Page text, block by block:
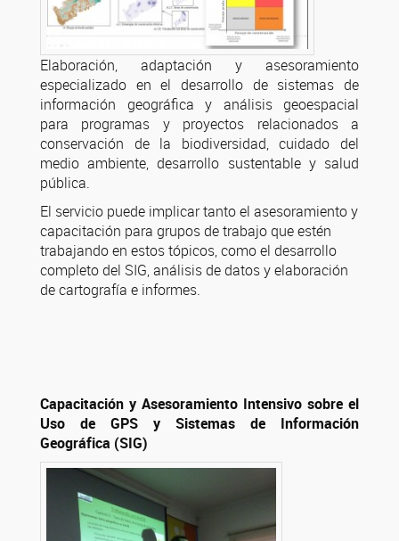
Elaboración, adaptación y asesoramiento
especializado en el desarrollo de sistemas de
información geográfica y análisis geoespacial
para programas y proyectos relacionados a
conservación de la biodiversidad, cuidado del
medio ambiente, desarrollo sustentable y salud
pública.
El servicio puede implicar tanto el asesoramiento y
capacitación para grupos de trabajo que estén
trabajando en estos tópicos, como el desarrollo
completo del SIG, análisis de datos y elaboración
de cartografía e informes.
Capacitación y Asesoramiento Intensivo sobre el
Uso de GPS y Sistemas de Información
Geográfica (SIG)